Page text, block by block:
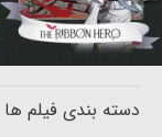
دسته بندی فیلم ها